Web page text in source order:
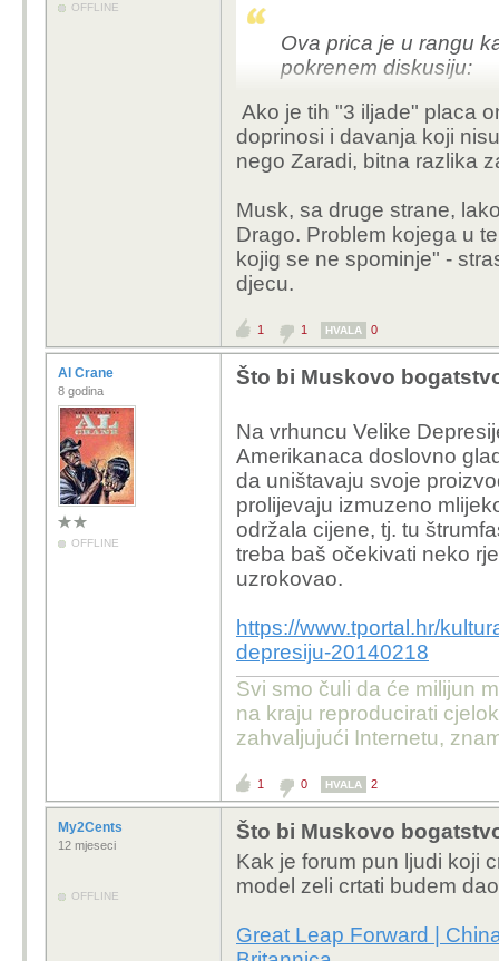
OFFLINE
Ova prica je u rangu
pokrenem diskusiju:
Drago prima
tom lovom?
Ako je tih "3 iljade" placa
doprinosi i davanja koji
nego Zaradi, bitna razlika
Musk, sa druge strane,
Drago. Problem kojega u
kojig se ne spominje" -
djecu.
1 1 HVALA 0
Al Crane
8 godina
OFFLINE
Što bi Muskovo
Na vrhuncu Velike
Amerikanaca doslovno
da uništavaju svoje
prolijevaju izmuzeno
održala cijene, tj. tu
treba baš očekivati neko
uzrokovao.
https://www.tportal.hr/
depresiju-20140218
Svi smo čuli da će milijun
na kraju reproducirati
zahvaljujući Internetu,
1 0 HVALA 2
My2Cents
12 mjeseci
OFFLINE
Što bi Muskovo
Kak je forum pun ljudi koji
model zeli crtati budem
Great Leap Forward |